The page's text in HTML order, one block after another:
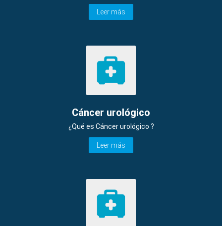
Leer más
Cáncer urológico
¿Qué es Cáncer urológico ?
Leer más